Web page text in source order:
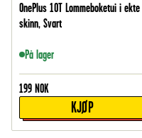
OnePlus 10T Lommeboketui i ekte
skinn, Svart
På lager
199 NOK
KJØP